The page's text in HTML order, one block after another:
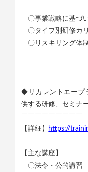
〇事業戦略に基づ
〇タイプ別研修カ
〇リスキリング体
◆リカレントエープ
供する研修、セミナ
￣￣￣￣￣￣￣￣￣
【詳細】
https://
【主な講座】
〇法令・公的講習